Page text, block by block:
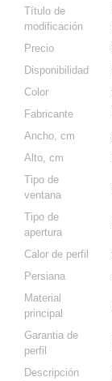
Título de
modificación
Precio
Disponibilidad
Color
Fabricante
Ancho, cm
Alto, cm
Tipo de
ventana
Tipo de
apertura
Calor de perfil
Persiana
Material
principal
Garantia de
perfil
Descripción